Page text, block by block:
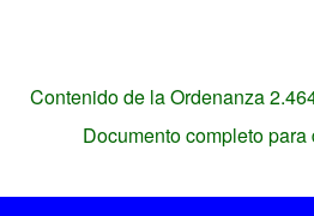
Contenido de la Ordenanza
Documento completo